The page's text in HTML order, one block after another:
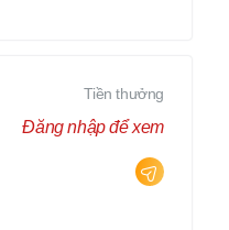
Tiền thưởng
Đăng nhập để xem